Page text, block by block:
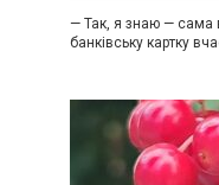
— Так, я знаю — сама
банківську картку